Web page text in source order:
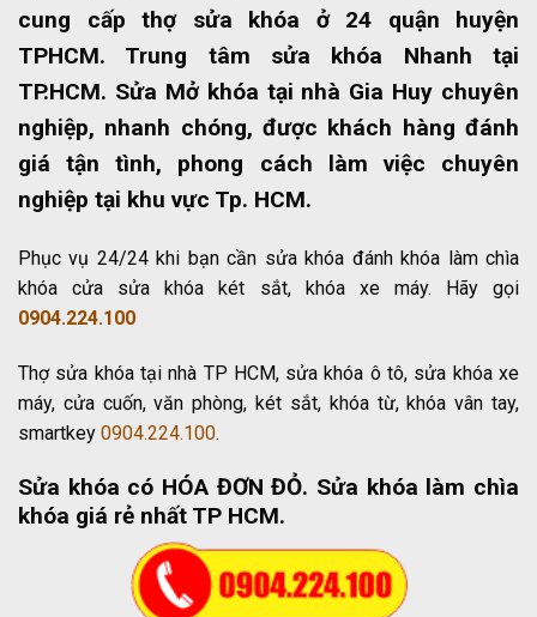
cung cấp thợ sửa khóa ở 24 quận huyện
TPHCM. Trung tâm sửa khóa Nhanh tại
TP.HCM. Sửa Mở khóa tại nhà Gia Huy chuyên
nghiệp, nhanh chóng, được khách hàng đánh
giá tận tình, phong cách làm việc chuyên
nghiệp tại khu vực Tp. HCM.
Phục vụ 24/24 khi bạn cần sửa khóa đánh khóa làm chìa
khóa cửa sửa khóa két sắt, khóa xe máy. Hãy gọi
0904.224.100
Thợ sửa khóa tại nhà TP HCM, sửa khóa ô tô, sửa khóa xe
máy, cửa cuốn, văn phòng, két sắt, khóa từ, khóa vân tay,
smartkey 0904.224.100.
Sửa khóa có HÓA ĐƠN ĐỎ. Sửa khóa làm chìa
khóa giá rẻ nhất TP HCM.